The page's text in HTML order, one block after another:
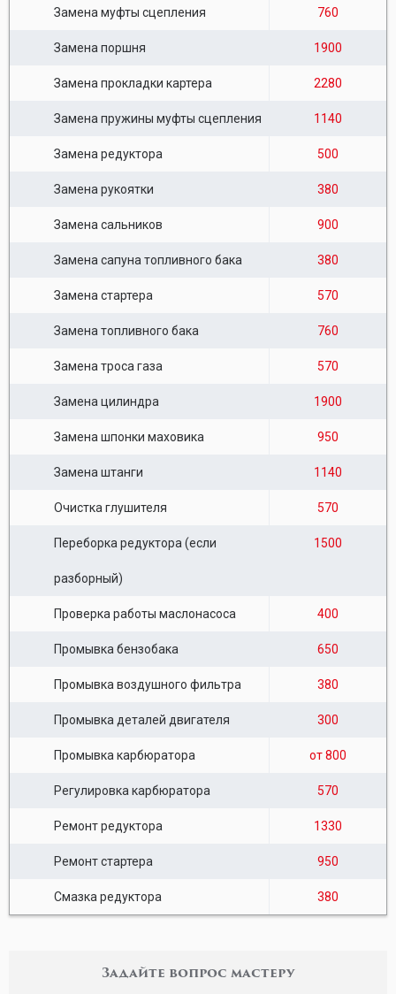
Замена муфты сцепления 760
Замена поршня 1900
Замена прокладки картера 2280
Замена пружины муфты сцепления 1140
Замена редуктора 500
Замена рукоятки 380
Замена сальников 900
Замена сапуна топливного бака 380
Замена стартера 570
Замена топливного бака 760
Замена троса газа 570
Замена цилиндра 1900
Замена шпонки маховика 950
Замена штанги 1140
Очистка глушителя 570
Переборка редуктора (если
разборный)
1500
Проверка работы маслонасоса 400
Промывка бензобака 650
Промывка воздушного фильтра 380
Промывка деталей двигателя 300
Промывка карбюратора от 800
Регулировка карбюратора 570
Ремонт редуктора 1330
Ремонт стартера 950
Смазка редуктора 380
Задайте вопрос мастеру